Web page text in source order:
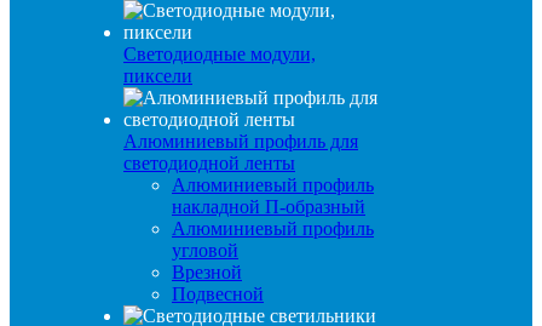
Светодиодные модули,
пиксели
Алюминиевый профиль для
светодиодной ленты
Алюминиевый профиль
накладной П-образный
Алюминиевый профиль
угловой
Врезной
Подвесной